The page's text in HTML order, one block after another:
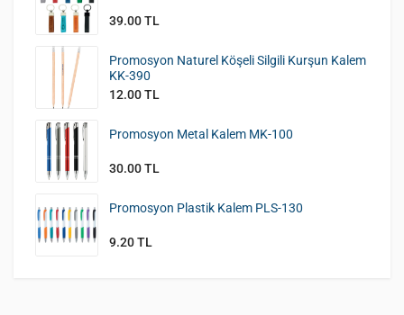
39.00 TL
Promosyon Naturel Köşeli Silgili Kurşun Kalem
KK-390
12.00 TL
Promosyon Metal Kalem MK-100
30.00 TL
Promosyon Plastik Kalem PLS-130
9.20 TL